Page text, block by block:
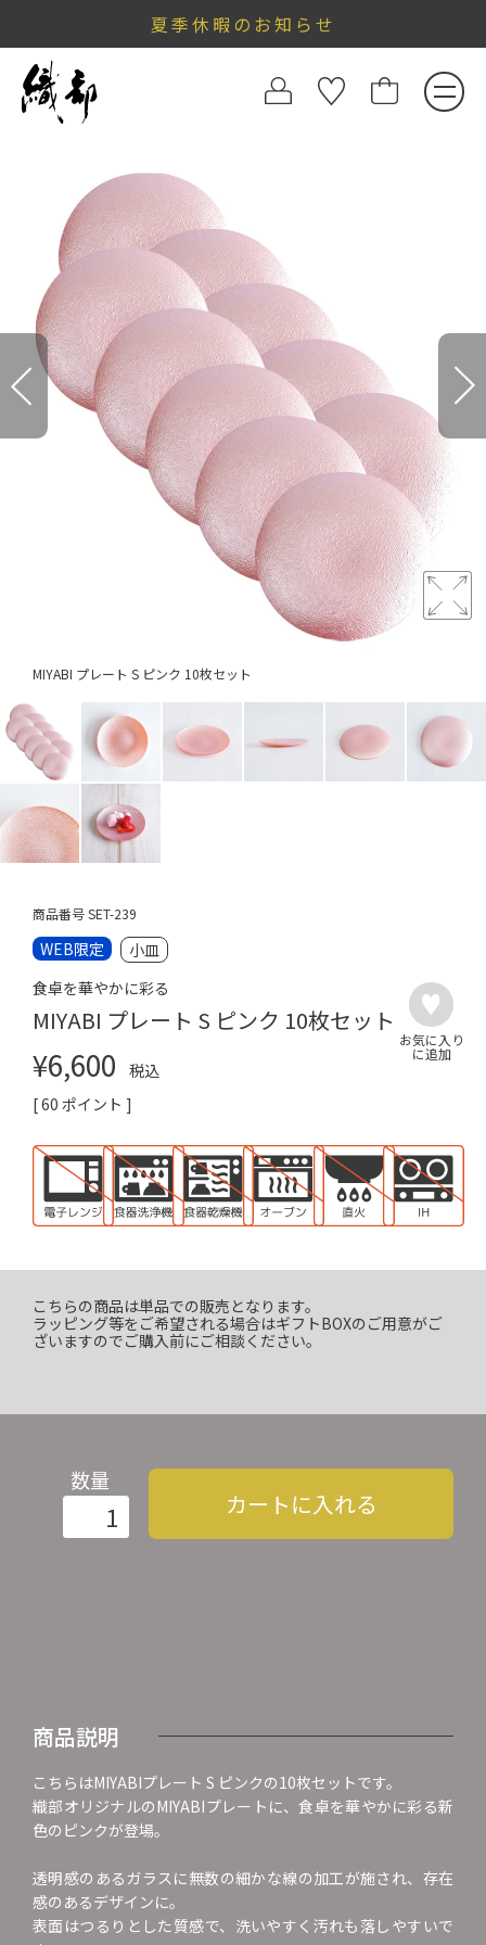
夏季休暇のお知らせ
MIYABI プレート S ピンク 10枚セット
商品番号SET-239
WEB限定
小皿
食卓を華やかに彩る
MIYABI プレート S ピンク 10枚セット
¥6,600
税込
[60 ポイント ]
こちらの商品は単品での販売となります。
ラッピング等をご希望される場合はギフトBOXのご用意がご
ざいますのでご購入前にご相談ください。
数量
カートに入れる
商品説明
こちらはMIYABIプレート S ピンクの10枚セットです。
織部オリジナルのMIYABIプレートに、食卓を華やかに彩る新
色のピンクが登場。
透明感のあるガラスに無数の細かな線の加工が施され、存在
感のあるデザインに。
表面はつるりとした質感で、洗いやすく汚れも落しやすいで